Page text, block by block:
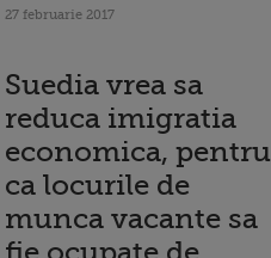
27 februarie 2017
Suedia vrea sa
reduca imigratia
economica, pentru
ca locurile de
munca vacante sa